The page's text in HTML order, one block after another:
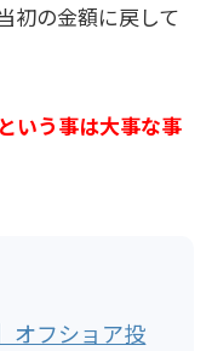
初の金額に戻して
いう事は大事な事
オフショア投